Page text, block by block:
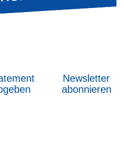
Newsletter
abonnieren